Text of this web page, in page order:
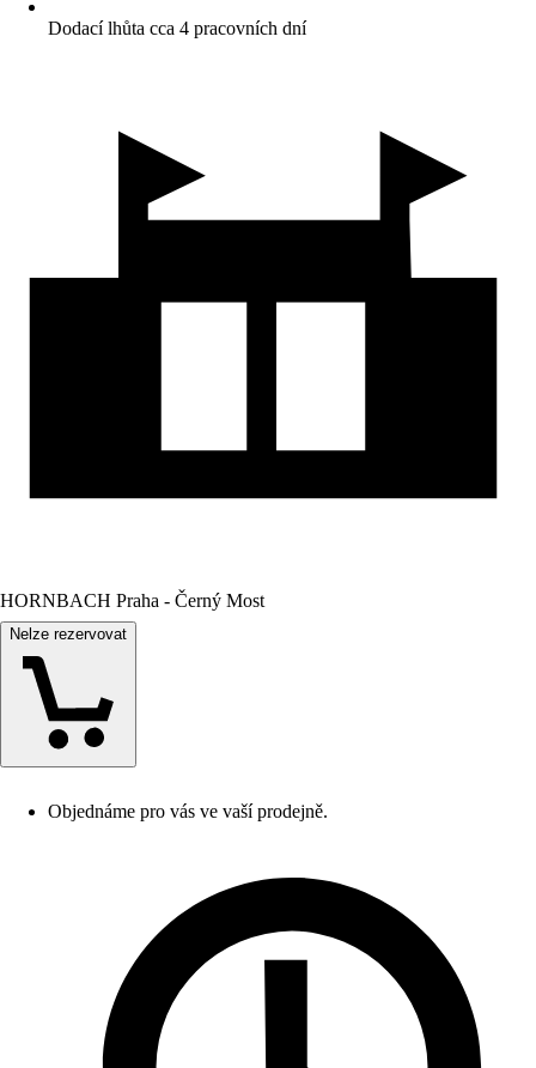
Dodací lhůta cca 4 pracovních dní
HORNBACH Praha - Černý Most
Nelze rezervovat
Objednáme pro vás ve vaší prodejně.